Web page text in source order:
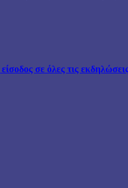
σε όλες τις